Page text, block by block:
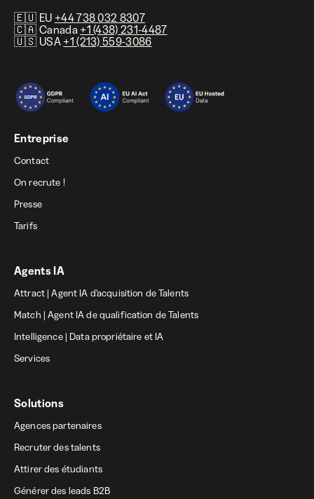
🇪🇺 EU +44 738 032 8307
🇨🇦 Canada +1 (438) 231-4487
🇺🇸 USA +1 (213) 559-3086
Entreprise
Contact
On recrute !
Presse
Tarifs
Agents IA
Attract | Agent IA d'acquisition de Talents
Match | Agent IA de qualification de Talents
Intelligence | Data propriétaire et IA
Services
Solutions
Agences partenaires
Recruter des talents
Attirer des étudiants
Générer des leads B2B